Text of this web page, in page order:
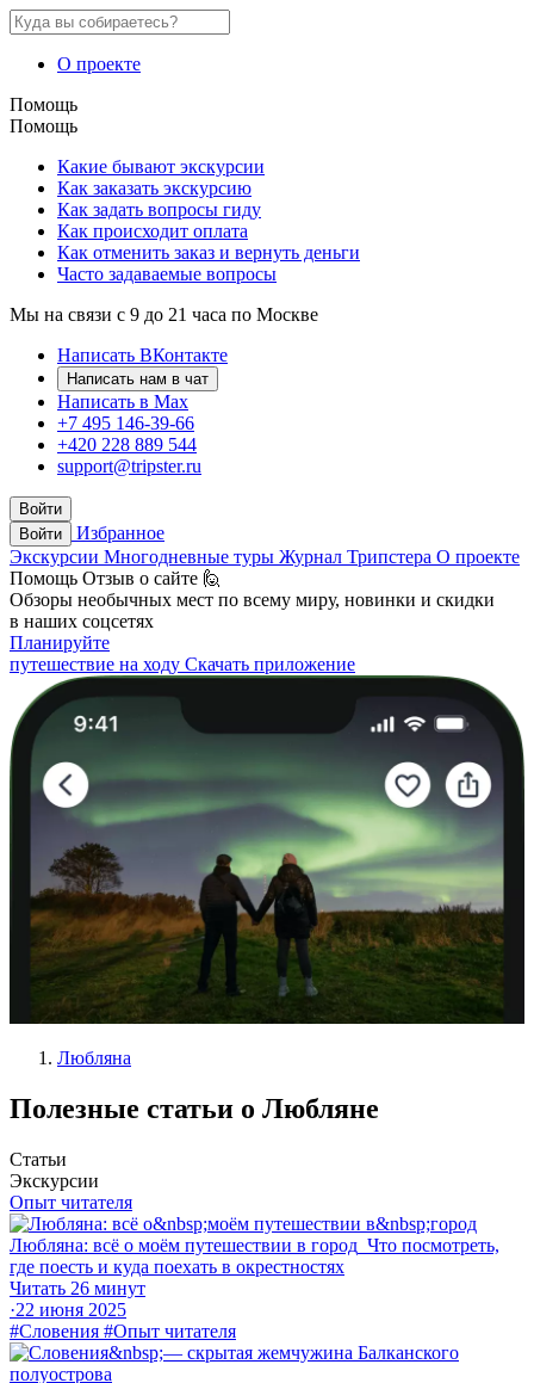
О проекте
Помощь
Помощь
Какие бывают экскурсии
Как заказать экскурсию
Как задать вопросы гиду
Как происходит оплата
Как отменить заказ и вернуть деньги
Часто задаваемые вопросы
Мы на связи с 9 до 21 часа по Москве
Написать ВКонтакте
Написать нам в чат
Написать в Max
+7 495 146-39-66
+420 228 889 544
support@tripster.ru
Войти
Войти
Избранное
Экскурсии Многодневные туры Журнал Трипстера О проекте
Помощь Отзыв о сайте 🙋
Обзоры необычных мест по всему миру, новинки и скидки
в наших соцсетях
Планируйте
путешествие на ходу Скачать приложение
Любляна
Полезные статьи о Любляне
Статьи
Экскурсии
Опыт читателя
Любляна: всё о моём путешествии в город Что посмотреть,
где поесть и куда поехать в окрестностях
Читать 26 минут
·22 июня 2025
#Словения #Опыт читателя